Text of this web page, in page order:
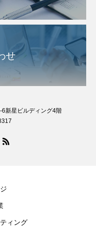
せ
新星ビルディング4階
ィング